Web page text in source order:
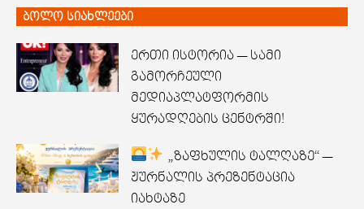
ბოლო სიახლეები
ერთი ისტორია — სამი
გამორჩეული
მედიაპლატფორმის
ყურადღების ცენტრში!
„ზაფხულის ტალღაზე“ —
ჟურნალის პრეზენტაცია
იახტაზე